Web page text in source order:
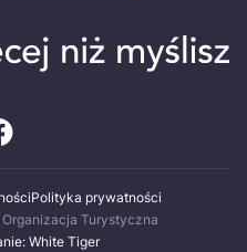
Polityka prywatności
Turystyczna
White Tiger